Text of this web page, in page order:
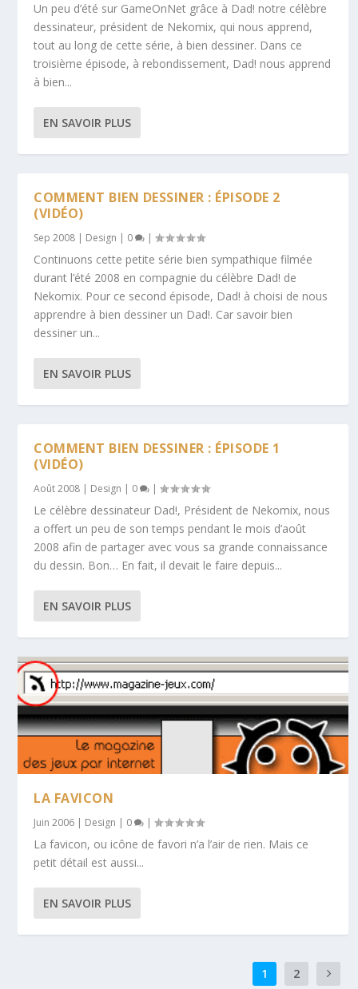
Un peu d’été sur GameOnNet grâce à Dad! notre célèbre
dessinateur, président de Nekomix, qui nous apprend,
tout au long de cette série, à bien dessiner. Dans ce
troisième épisode, à rebondissement, Dad! nous apprend
à bien...
EN SAVOIR PLUS
COMMENT BIEN DESSINER : ÉPISODE 2
(VIDÉO)
Sep 2008 | Design | 0 |
Continuons cette petite série bien sympathique filmée
durant l’été 2008 en compagnie du célèbre Dad! de
Nekomix. Pour ce second épisode, Dad! à choisi de nous
apprendre à bien dessiner un Dad!. Car savoir bien
dessiner un...
EN SAVOIR PLUS
COMMENT BIEN DESSINER : ÉPISODE 1
(VIDÉO)
Août 2008 | Design | 0 |
Le célèbre dessinateur Dad!, Président de Nekomix, nous
a offert un peu de son temps pendant le mois d’août
2008 afin de partager avec vous sa grande connaissance
du dessin. Bon… En fait, il devait le faire depuis...
EN SAVOIR PLUS
LA FAVICON
Juin 2006 | Design | 0 |
La favicon, ou icône de favori n’a l’air de rien. Mais ce
petit détail est aussi...
EN SAVOIR PLUS
1 2